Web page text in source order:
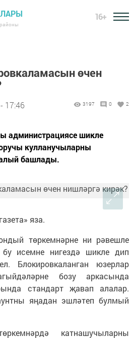
районы
16+
өчен
17:46 3197 0 2
администрациясе шикле
кулланучыларны
башлады.
яза.
төркемнәрне ни рәвешле
исемне нигездә шикле дип
Блокировкаланган юзерлар
бозу аркасында
стандарт җавап алалар.
яңадан эшләтеп булмый
катнашучыларны